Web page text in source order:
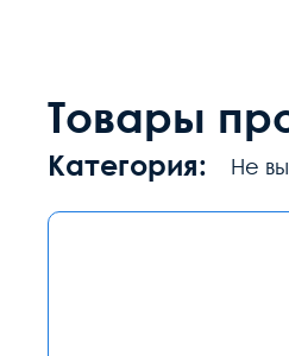
Товары
Категория: Не